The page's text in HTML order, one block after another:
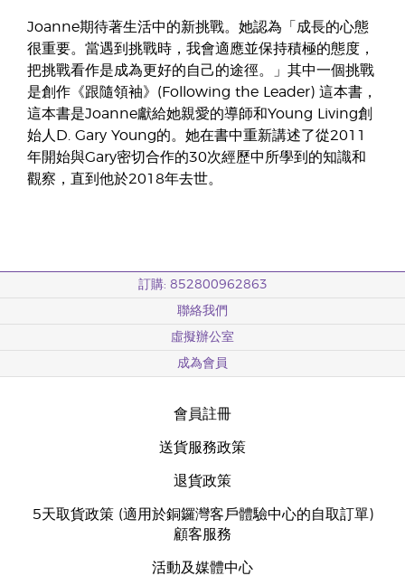
Joanne期待著生活中的新挑戰。她認為「成長的心態
很重要。當遇到挑戰時，我會適應並保持積極的態度，
把挑戰看作是成為更好的自己的途徑。」其中一個挑戰
是創作《跟隨領袖》(Following the Leader) 這本書，
這本書是Joanne獻給她親愛的導師和Young Living創
始人D. Gary Young的。她在書中重新講述了從2011
年開始與Gary密切合作的30次經歷中所學到的知識和
觀察，直到他於2018年去世。
訂購: 852800962863
聯絡我們
虛擬辦公室
成為會員
會員註冊
送貨服務政策
退貨政策
5天取貨政策 (適用於銅鑼灣客戶體驗中心的自取訂單)
顧客服務
活動及媒體中心